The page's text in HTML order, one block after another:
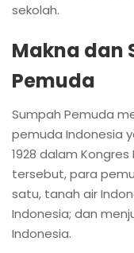
sekolah.
Makna dan
Pemuda
Sumpah Pemuda
pemuda Indonesia
1928 dalam
tersebut, para
satu, tanah air
Indonesia; dan
Indonesia.